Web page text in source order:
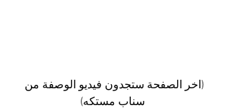
(اخر الصفحة ستجدون فيديو الوصفة من
سناب مستكه)